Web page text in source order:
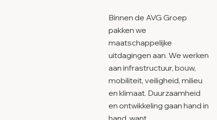
Binnen de AVG Groep
pakken we
maatschappelijke
uitdagingen aan. We werken
aan infrastructuur, bouw,
mobiliteit, veiligheid, milieu
en klimaat. Duurzaamheid
en ontwikkeling gaan hand in